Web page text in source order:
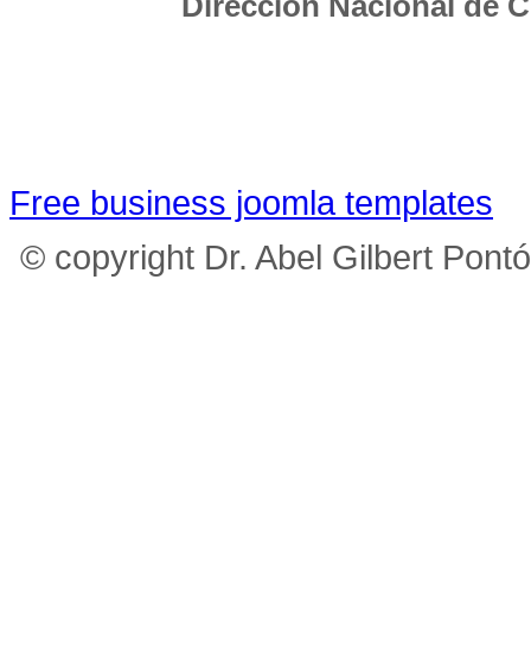
Free business joomla templates
© copyright Dr. Abel Gilbert